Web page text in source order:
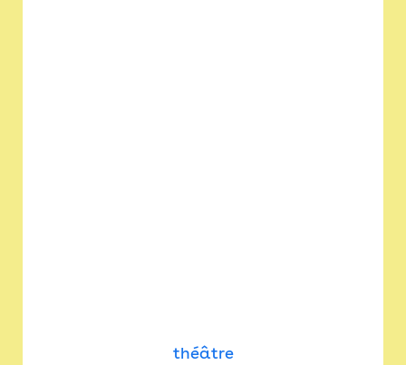
théâtre